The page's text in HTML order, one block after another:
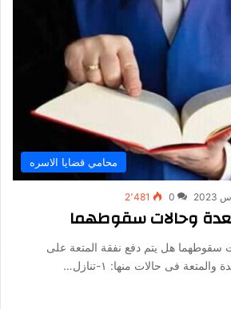
محامي قضايا الاسره
0 2٬481
وحالات سقوطهما
سقوطهما هل يتم دفع نفقة المتعة على
فى حالات منها: ١-تنازل…